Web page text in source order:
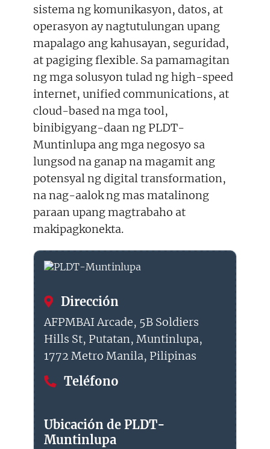
sistema ng komunikasyon, datos, at
operasyon ay nagtutulungan upang
mapalago ang kahusayan, seguridad,
at pagiging flexible. Sa pamamagitan
ng mga solusyon tulad ng high-speed
internet, unified communications, at
cloud-based na mga tool,
binibigyang-daan ng PLDT-
Muntinlupa ang mga negosyo sa
lungsod na ganap na magamit ang
potensyal ng digital transformation,
na nag-aalok ng mas matalinong
paraan upang magtrabaho at
makipagkonekta.
Dirección
AFPMBAI Arcade, 5B Soldiers
Hills St, Putatan, Muntinlupa,
1772 Metro Manila, Pilipinas
Teléfono
Ubicación de PLDT-
Muntinlupa